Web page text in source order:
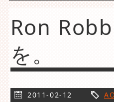
Ron
を。
2011-02-12